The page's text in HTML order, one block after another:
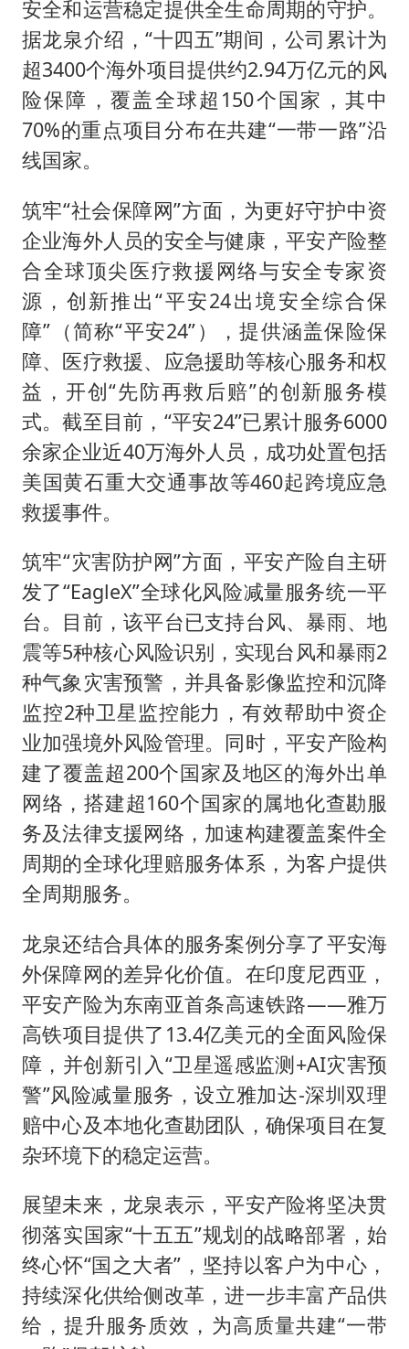
安全和运营稳定提供全生命周期的守护。
据龙泉介绍，“十四五”期间，公司累计为
超3400个海外项目提供约2.94万亿元的风
险保障，覆盖全球超150个国家，其中
70%的重点项目分布在共建“一带一路”沿
线国家。
筑牢“社会保障网”方面，为更好守护中资
企业海外人员的安全与健康，平安产险整
合全球顶尖医疗救援网络与安全专家资
源，创新推出“平安24出境安全综合保
障”（简称“平安24”），提供涵盖保险保
障、医疗救援、应急援助等核心服务和权
益，开创“先防再救后赔”的创新服务模
式。截至目前，“平安24”已累计服务6000
余家企业近40万海外人员，成功处置包括
美国黄石重大交通事故等460起跨境应急
救援事件。
筑牢“灾害防护网”方面，平安产险自主研
发了“EagleX”全球化风险减量服务统一平
台。目前，该平台已支持台风、暴雨、地
震等5种核心风险识别，实现台风和暴雨2
种气象灾害预警，并具备影像监控和沉降
监控2种卫星监控能力，有效帮助中资企
业加强境外风险管理。同时，平安产险构
建了覆盖超200个国家及地区的海外出单
网络，搭建超160个国家的属地化查勘服
务及法律支援网络，加速构建覆盖案件全
周期的全球化理赔服务体系，为客户提供
全周期服务。
龙泉还结合具体的服务案例分享了平安海
外保障网的差异化价值。在印度尼西亚，
平安产险为东南亚首条高速铁路——雅万
高铁项目提供了13.4亿美元的全面风险保
障，并创新引入“卫星遥感监测+AI灾害预
警”风险减量服务，设立雅加达-深圳双理
赔中心及本地化查勘团队，确保项目在复
杂环境下的稳定运营。
展望未来，龙泉表示，平安产险将坚决贯
彻落实国家“十五五”规划的战略部署，始
终心怀“国之大者”，坚持以客户为中心，
持续深化供给侧改革，进一步丰富产品供
给，提升服务质效，为高质量共建“一带